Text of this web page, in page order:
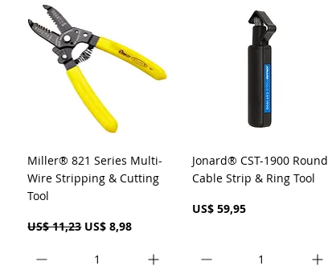
Visualização rápida
Miller® 821 Series Multi-
Wire Stripping & Cutting
Tool
Preço normal
US$ 11,23 Preço promocional
US$ 8,98
Visualização rápida
Jonard® CST-1900 Round
Cable Strip & Ring Tool
Preço
US$ 59,95